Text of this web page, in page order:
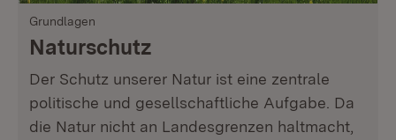
Grundlagen
Naturschutz
Der Schutz unserer Natur ist eine zentrale
politische und gesellschaftliche Aufgabe. Da
die Natur nicht an Landesgrenzen haltmacht,